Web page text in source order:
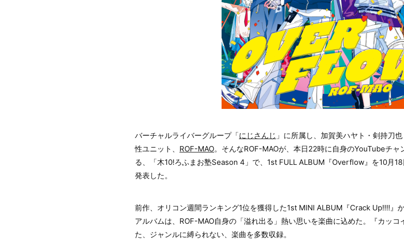
バーチャルライバーグループ「にじさんじ 」に所属し、加賀美ハヤト・剣持刀
性ユニット、 ROF-MAO。そんなROF-MAOが、本日22時に自身のYouTubeチャ
る、「木10!ろふまお塾Season 4」で、1st FULL ALBUM『Overflow』を10月
発表した。
前作、オリコン週間ランキング1位を獲得した1st MINI ALBUM『Crack Up!!!!』
アルバムは、ROF-MAO自身の「溢れ出る」熱い思いを楽曲に込めた。『カッコ
た、ジャンルに縛られない、楽曲を多数収録。